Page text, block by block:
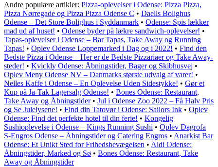
Andre populære artikler: Pizza-oplevelser i Odense: Pizza Pizza,
Pizza Nørregade og Pizza Pizza Odense C • Daells Bolighus
Odense – Det Store Bolighus i Syddanmark • Odense: Spis lækker
mad ud af huset! • Odense byder på lækre sandwich-oplevelser! •
Tapas-oplevelser i Odense – Bar Tapas, Take Away og Running
Tapas! • Oplev Odense Loppemarked i Dag og i 2022! • Find den
Bedste Pizza i Odense – Her er de Bedste Pizzariaer og Take Away-
steder! • Kvickly Odense: Åbningstider, Bager og Skibhusvej •
Oplev Meny Odense NV – Danmarks største udvalg af varer! •
Nelles Kaffe i Odense – En Oplevelse Uden Sidestykke! • Gør et
Kup på Ja-Tak Lagersalg Odense! • Bones Odense: Restaurant,
Take Away og Åbningstider• Jul i Odense Zoo 2022 – Få Halv Pris
og Se Julelysene! • Find din Tatovør i Odense: Sailors Ink • Oplev
Odense: Find det perfekte hotel til din ferie! • Kongelig
Sushioplevelse i Odense – Kings Running Sushi • Oplev Dagrofa
S-Engros Odense – Åbningstider og Catering Engros • Anarkist Bar
Odense: Et Unikt Sted for Frihedsbevægelsen • Aldi Odense:
Åbningstider, Marked og Sø • Bones Odense: Restaurant, Take
Away og Åbningstider